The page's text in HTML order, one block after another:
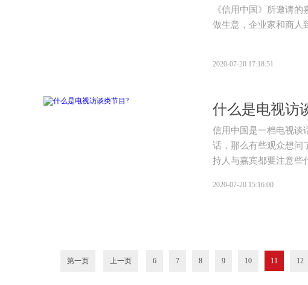
《信用中国》所邀请
做生意，企业家和商人
2020-07-20 17:18:51
什么是电视访
信用中国是一档电视谈
话，那么有些观众想问
持人与嘉宾都要注意些
2020-07-20 15:16:00
第一页 上一页 6 7 8 9 10 11 12